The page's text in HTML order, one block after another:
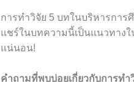
การทำวิจัย 5 บทในบริหารการ
แชร์ในบทความนี้เป็นแนวทางใ
แน่นอน!
คำถามที่พบบ่อยเกี่ยวกับการทำ